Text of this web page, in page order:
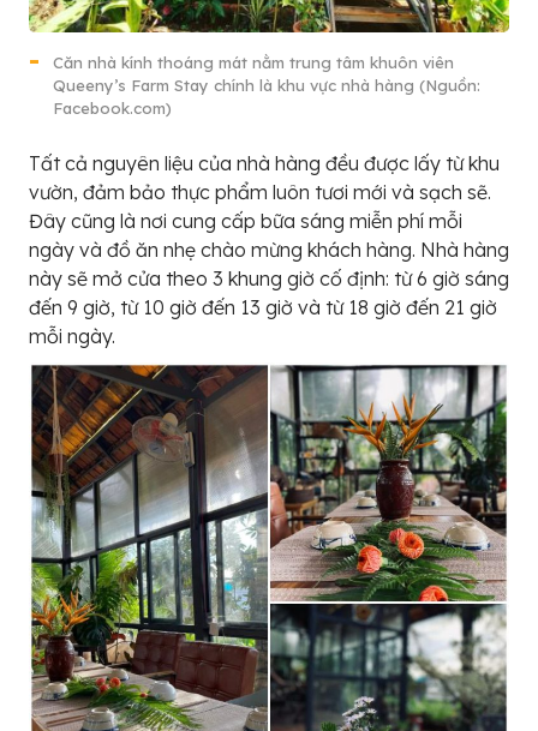
Căn nhà kính thoáng mát nằm trung tâm khuôn viên
Queeny’s Farm Stay chính là khu vực nhà hàng (Nguồn:
Facebook.com)
Tất cả nguyên liệu của nhà hàng đều được lấy từ khu
vườn, đảm bảo thực phẩm luôn tươi mới và sạch sẽ.
Đây cũng là nơi cung cấp bữa sáng miễn phí mỗi
ngày và đồ ăn nhẹ chào mừng khách hàng. Nhà hàng
này sẽ mở cửa theo 3 khung giờ cố định: từ 6 giờ sáng
đến 9 giờ, từ 10 giờ đến 13 giờ và từ 18 giờ đến 21 giờ
mỗi ngày.